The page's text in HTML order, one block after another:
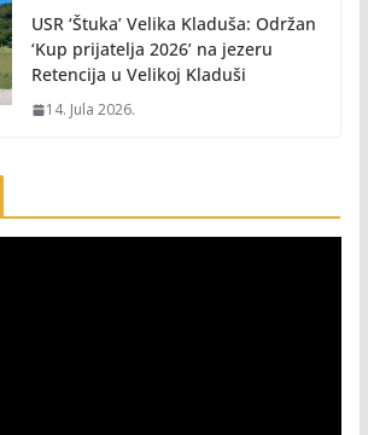
USR ‘Štuka’ Velika Kladuša: Održan
‘Kup prijatelja 2026’ na jezeru
Retencija u Velikoj Kladuši
14. Jula 2026.